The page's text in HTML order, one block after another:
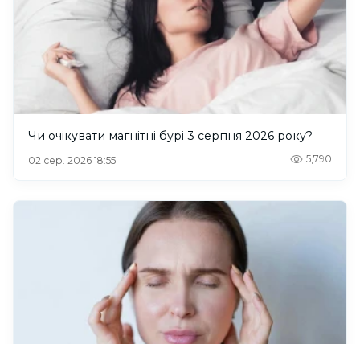
Чи очікувати магнітні бурі 3 серпня 2026 року?
02 сер. 2026 18:55 5,790